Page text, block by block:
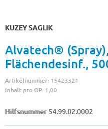
KUZEY SAGLIK
Alvatech®
Flächendesinf.,
Artikelnummer: 15423321
Inhalt pro OP: 1,00
Hilfsnummer 54.99.02.0002